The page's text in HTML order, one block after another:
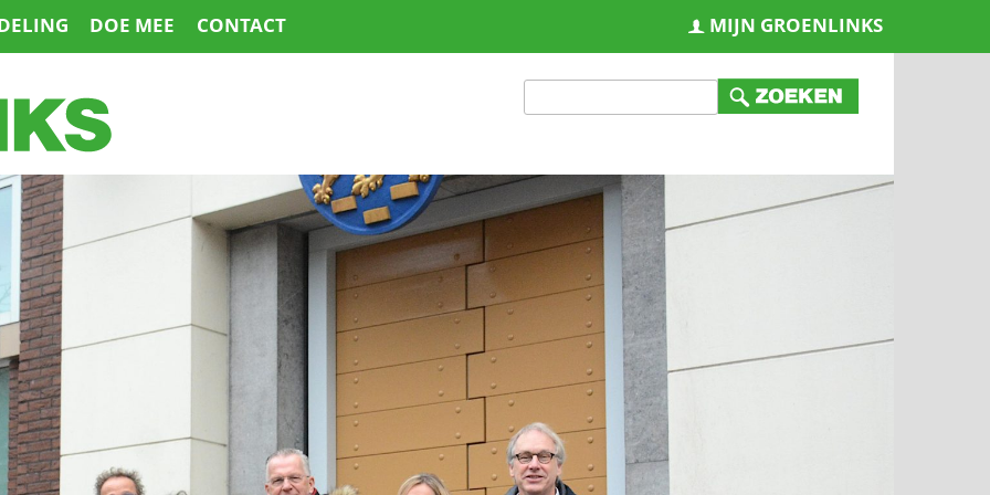
DOE MEE CONTACT MIJN GROENLINKS